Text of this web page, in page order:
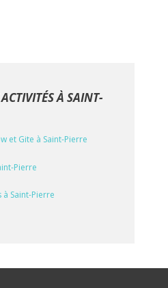
À SAINT-
et Gite à Saint-Pierre
Pierre
Saint-Pierre